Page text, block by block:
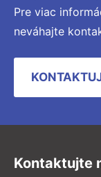
Pre viac
neváhajte
Kontaktujte